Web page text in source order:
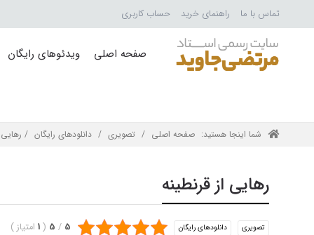
تماس با ما راهنمای خرید حساب کاربری
صفحه اصلی ویدئوهای رایگان
شما اینجا هستید: صفحه اصلی / تصویری / دانلودهای رایگان / رهایی
رهایی از قرنطینه
تصویری دانلودهای رایگان 5
/
5
(
1 امتیاز)